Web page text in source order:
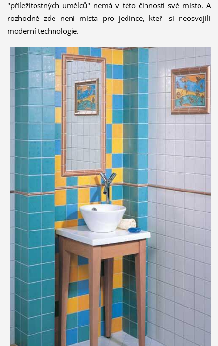
"příležitostných umělců" nemá v této činnosti své místo. A
rozhodně zde není místa pro jedince, kteří si neosvojili
moderní technologie.